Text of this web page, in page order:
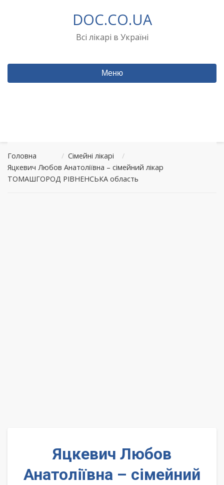
DOC.CO.UA
Всі лікарі в Україні
Меню
Головна / Сімейні лікарі
/
Яцкевич Любов Анатоліївна – сімейний лікар
ТОМАШГОРОД РІВНЕНСЬКА область
Яцкевич Любов
Анатоліївна – сімейний